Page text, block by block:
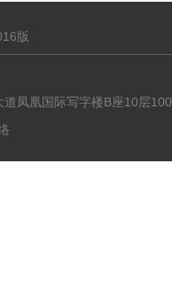
版
凤凰国际写字楼B座10层